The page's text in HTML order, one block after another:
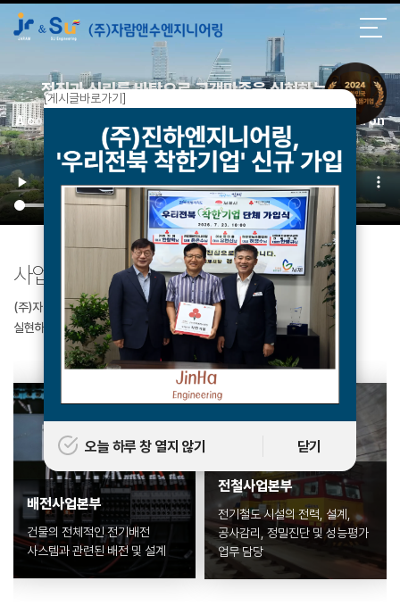
정직과 신뢰를 바탕으로 고객만족을 실현하는 회사
A company that achieves customer satisfaction based on
honesty and trust
사업영역 Business area
(주)자람앤수엔지니어링은 다양한 사업영역을 통해 차별화된 고객가치를
실현하고 있습니다.
배전사업본부
건물의 전체적인 전기배전
사스템과 관련된 배전 및 설계
전철사업본부
전기철도 시설의 전력, 설계,
공사감리, 정밀진단 및 성능평가
업무 담당
[게시글바로가기]
오늘 하루 창 열지 않기 닫기